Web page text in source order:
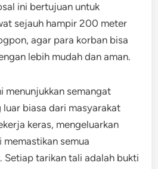
ini bertujuan untuk
sejauh hampir 200 meter
agar para korban bisa
lebih mudah dan aman.
menunjukkan semangat
biasa dari masyarakat
keras, mengeluarkan
memastikan semua
Setiap tarikan tali adalah bukti